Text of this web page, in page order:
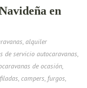
en
, alquiler
de servicio autocaravanas,
de ocasión,
, campers, furgos,